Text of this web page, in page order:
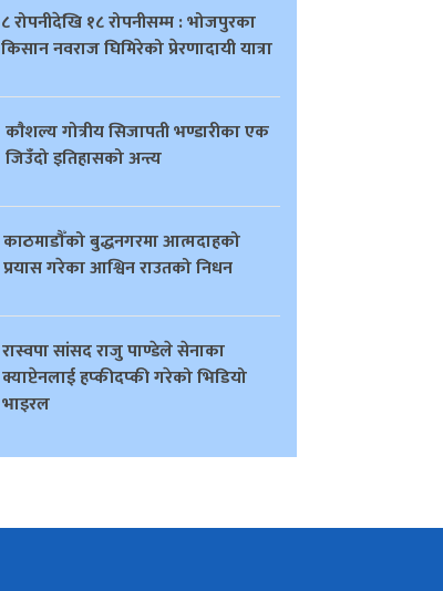
८ रोपनीदेखि १८ रोपनीसम्म : भोजपुरका
किसान नवराज घिमिरेको प्रेरणादायी यात्रा
काैशल्य गोत्रीय सिजापती भण्डारीका एक
जिउँदो इतिहासको अन्त्य
काठमाडौँको बुद्धनगरमा आत्मदाहको
प्रयास गरेका आश्विन राउतको निधन
रास्वपा सांसद राजु पाण्डेले सेनाका
क्याप्टेनलाई हप्कीदप्की गरेको भिडियो
भाइरल